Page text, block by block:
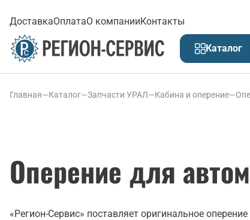
ДоставкаОплатаО компанииКонтакты
Каталог
Главная—Каталог—Запчасти УРАЛ—Кабина и оперение—
Оперение для
«Регион-Сервис» поставляет оригинальное